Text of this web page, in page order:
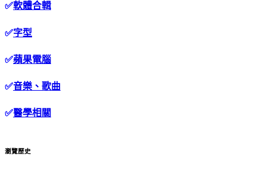
✅軟體合輯
✅字型
✅蘋果電腦
✅音樂、歌曲
✅醫學相關
瀏覽歷史